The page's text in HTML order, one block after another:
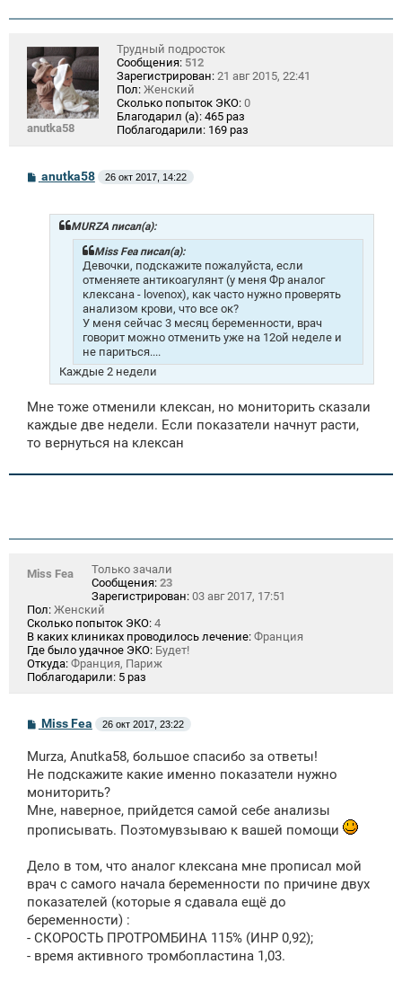
anutka58
Трудный подросток
Сообщения: 512
Зарегистрирован: 21 авг 2015, 22:41
Пол: Женский
Сколько попыток ЭКО: 0
Благодарил (а): 465 раз
Поблагодарили: 169 раз
Сanutka58 26 окт 2017, 14:22
MURZA писал(а):
Miss Fea писал(а):
Девочки, подскажите пожалуйста, если
отменяете антикоагулянт (у меня Фр аналог
клексана - lovenox), как часто нужно проверять
анализом крови, что все ок?
У меня сейчас 3 месяц беременности, врач
говорит можно отменить уже на 12ой неделе и
не париться....
Каждые 2 недели
Мне тоже отменили клексан, но мониторить сказали
каждые две недели. Если показатели начнут расти,
то вернуться на клексан
Miss Fea
Только зачали
Сообщения: 23
Зарегистрирован: 03 авг 2017, 17:51
Пол: Женский
Сколько попыток ЭКО: 4
В каких клиниках проводилось лечение: Франция
Где было удачное ЭКО: Будет!
Откуда: Франция, Париж
Поблагодарили: 5 раз
С
б
щ
н
и
Miss Fea 26 окт 2017, 23:22
Murza, Anutka58, большое спасибо за ответы!
Не подскажите какие именно показатели нужно
мониторить?
Мне, наверное, прийдется самой себе анализы
прописывать. Поэтомувзываю к вашей помощи
Дело в том, что аналог клексана мне прописал мой
врач с самого начала беременности по причине двух
показателей (которые я сдавала ещё до
беременности) :
- СКОРОСТЬ ПРОТРОМБИНА 115% (ИНР 0,92);
- время активного тромбопластина 1,03.